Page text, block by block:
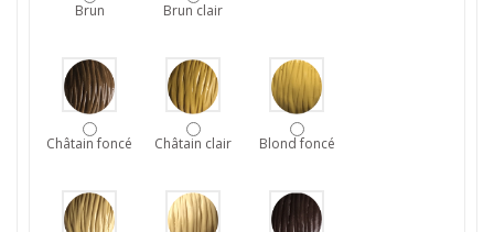
Brun Brun clair
Châtain foncé Châtain clair Blond foncé